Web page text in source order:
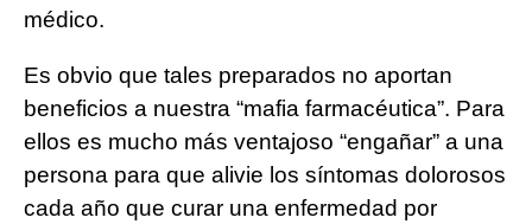
médico.
Es obvio que tales preparados no aportan
beneficios a nuestra “mafia farmacéutica”. Para
ellos es mucho más ventajoso “engañar” a una
persona para que alivie los síntomas dolorosos
cada año que curar una enfermedad por